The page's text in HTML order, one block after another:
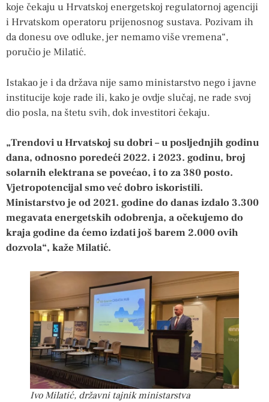
koje čekaju u Hrvatskoj energetskoj regulatornoj agenciji
i Hrvatskom operatoru prijenosnog sustava. Pozivam ih
da donesu ove odluke, jer nemamo više vremena“,
poručio je Milatić.
Istakao je i da država nije samo ministarstvo nego i javne
institucije koje rade ili, kako je ovdje slučaj, ne rade svoj
dio posla, na štetu svih, dok investitori čekaju.
„Trendovi u Hrvatskoj su dobri – u posljednjih godinu
dana, odnosno poredeći 2022. i 2023. godinu, broj
solarnih elektrana se povećao, i to za 380 posto.
Vjetropotencijal smo već dobro iskoristili.
Ministarstvo je od 2021. godine do danas izdalo 3.300
megavata energetskih odobrenja, a očekujemo do
kraja godine da ćemo izdati još barem 2.000 ovih
dozvola“, kaže Milatić.
Ivo Milatić, državni tajnik ministarstva